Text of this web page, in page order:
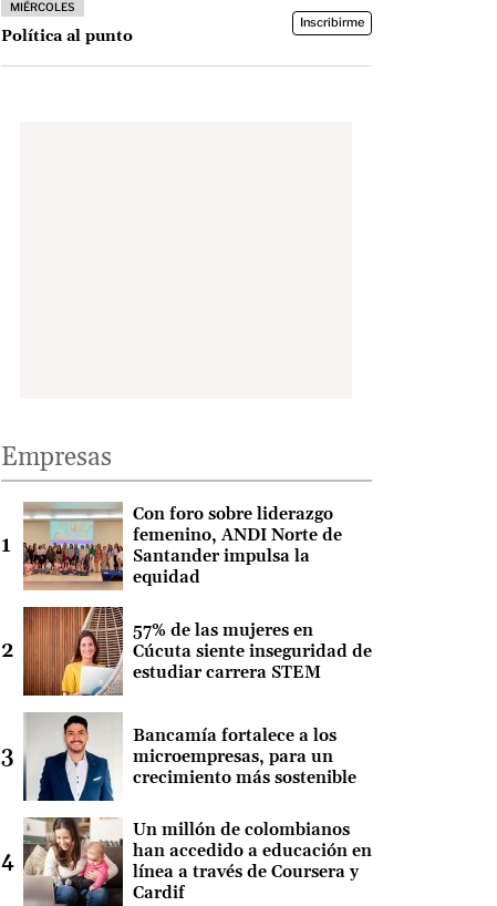
MIÉRCOLES
Política al punto
Inscribirme
Empresas
Con foro sobre liderazgo
femenino, ANDI Norte de
Santander impulsa la
equidad
57% de las mujeres en
Cúcuta siente inseguridad de
estudiar carrera STEM
Bancamía fortalece a los
microempresas, para un
crecimiento más sostenible
Un millón de colombianos
han accedido a educación en
línea a través de Coursera y
Cardif